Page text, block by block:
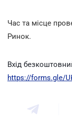
Час та місце
Ринок.
Вхід
https://forms.gle/